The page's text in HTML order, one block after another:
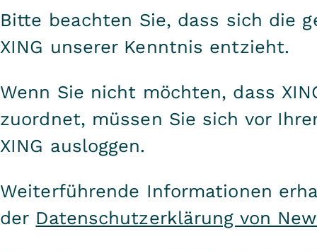
Bitte beachten Sie, dass sich die
XING unserer Kenntnis entzieht.
Wenn Sie nicht möchten, dass
zuordnet, müssen Sie sich vor
XING ausloggen.
Weiterführende Informationen
der Datenschutzerklärung von